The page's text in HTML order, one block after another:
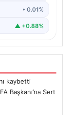
• 0.01%
▲ +0.88%
kaybetti
Başkanı’na Sert